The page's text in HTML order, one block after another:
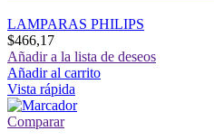
LAMPARAS PHILIPS
$466,17
Añadir a la lista de deseos
Añadir al carrito
Vista rápida
Comparar